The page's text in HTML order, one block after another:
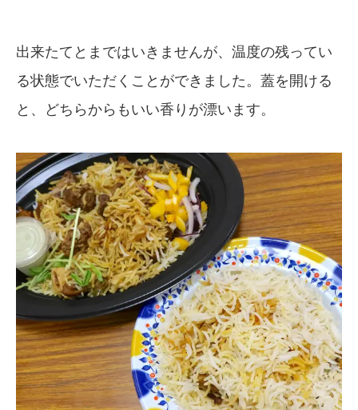
出来たてとまではいきませんが、温度の残ってい
る状態でいただくことができました。蓋を開ける
と、どちらからもいい香りが漂います。